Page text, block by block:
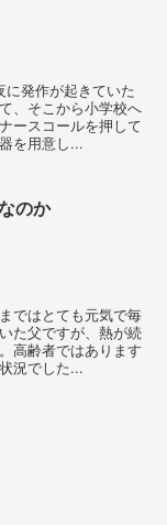
発作が起きていた
、そこから小学校へ
ースコールを押して
を用意し...
のか
ではとても元気で毎
た父ですが、熱が続
高齢者ではあります
況でした...